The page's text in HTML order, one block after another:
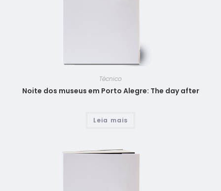
Técnico
Noite dos museus em Porto Alegre: The day after
Leia mais